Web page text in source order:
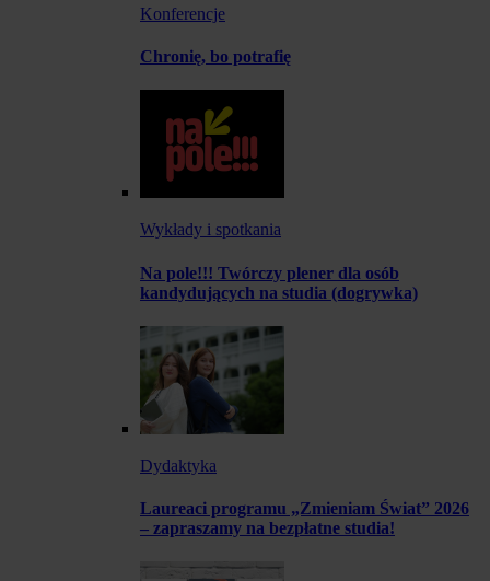
Konferencje
Chronię, bo potrafię
Wykłady i spotkania
Na pole!!! Twórczy plener dla osób
kandydujących na studia (dogrywka)
Dydaktyka
Laureaci programu „Zmieniam Świat” 2026
– zapraszamy na bezpłatne studia!